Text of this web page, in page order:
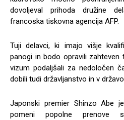
dovoljeval prihoda družine
francoska tiskovna agencija AFP.
Tuji delavci, ki imajo višje
panogi in bodo opravili zahteven
vizum podaljšali za nedoločen
dobili tudi državljanstvo in v
Japonski premier Shinzo Abe
pomeni popolne prenove